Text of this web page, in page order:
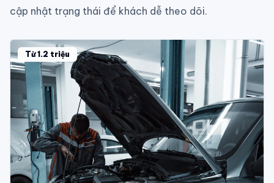
cập nhật trạng thái để khách dễ theo dõi.
Từ 1.2 triệu